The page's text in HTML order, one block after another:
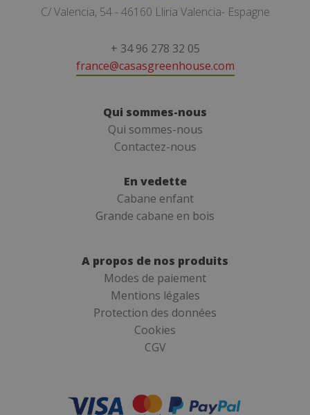
C/ Valencia, 54 - 46160 Lliria Valencia- Espagne
+ 34 96 278 32 05
france@casasgreenhouse.com
Qui sommes-nous
Qui sommes-nous
Contactez-nous
En vedette
Cabane enfant
Grande cabane en bois
A propos de nos produits
Modes de paiement
Mentions légales
Protection des données
Cookies
CGV